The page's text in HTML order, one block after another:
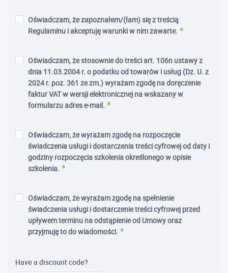
Oświadczam, że zapoznałem/(łam) się z treścią
Regulaminu i akceptuję warunki w nim zawarte.
Oświadczam, że stosownie do treści art. 106n ustawy z
dnia 11.03.2004 r. o podatku od towarów i usług (Dz. U. z
2024 r. poz. 361 ze zm.) wyrażam zgodę na doręczenie
faktur VAT w wersji elektronicznej na wskazany w
formularzu adres e-mail.
Oświadczam, że wyrażam zgodę na rozpoczęcie
świadczenia usługi i dostarczenia treści cyfrowej od daty i
godziny rozpoczęcia szkolenia określonego w opisie
szkolenia.
Oświadczam, że wyrażam zgodę na spełnienie
świadczenia usługi i dostarczenie treści cyfrowej przed
upływem terminu na odstąpienie od Umowy oraz
przyjmuję to do wiadomości.
Have a discount code?